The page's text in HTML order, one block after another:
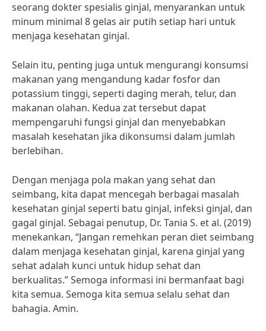
seorang dokter spesialis ginjal, menyarankan untuk
minum minimal 8 gelas air putih setiap hari untuk
menjaga kesehatan ginjal.
Selain itu, penting juga untuk mengurangi konsumsi
makanan yang mengandung kadar fosfor dan
potassium tinggi, seperti daging merah, telur, dan
makanan olahan. Kedua zat tersebut dapat
mempengaruhi fungsi ginjal dan menyebabkan
masalah kesehatan jika dikonsumsi dalam jumlah
berlebihan.
Dengan menjaga pola makan yang sehat dan
seimbang, kita dapat mencegah berbagai masalah
kesehatan ginjal seperti batu ginjal, infeksi ginjal, dan
gagal ginjal. Sebagai penutup, Dr. Tania S. et al. (2019)
menekankan, “Jangan remehkan peran diet seimbang
dalam menjaga kesehatan ginjal, karena ginjal yang
sehat adalah kunci untuk hidup sehat dan
berkualitas.” Semoga informasi ini bermanfaat bagi
kita semua. Semoga kita semua selalu sehat dan
bahagia. Amin.